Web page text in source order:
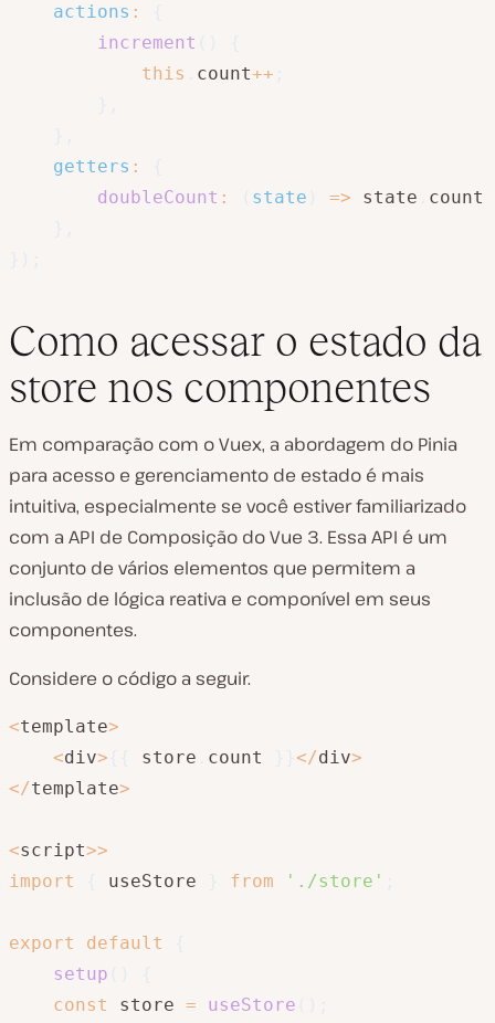
actions :
increment
this
count++
getters :
doubleCount : state => state
count
Como acessar o estado da
store nos componentes
Em comparação com o Vuex, a abordagem do Pinia
para acesso e gerenciamento de estado é mais
intuitiva, especialmente se você estiver familiarizado
com a API de Composição do Vue 3. Essa API é um
conjunto de vários elementos que permitem a
inclusão de lógica reativa e componível em seus
componentes.
Considere o código a seguir.
<template>
<div> store count </div>
</template>
<script>>
import
useStore from './store'
export default
setup
const
store = useStore